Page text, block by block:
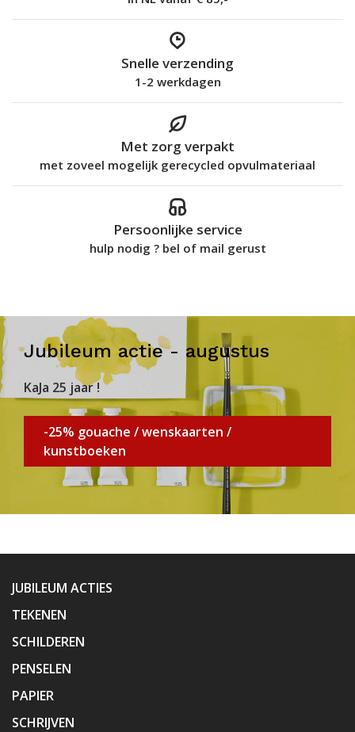
Snelle verzending
1-2 werkdagen
Met zorg verpakt
met zoveel mogelijk gerecycled opvulmateriaal
Persoonlijke service
hulp nodig ? bel of mail gerust
Jubileum actie - augustus
KaJa 25 jaar !
-25% gouache / wenskaarten /
kunstboeken
JUBILEUM ACTIES
TEKENEN
SCHILDEREN
PENSELEN
PAPIER
SCHRIJVEN